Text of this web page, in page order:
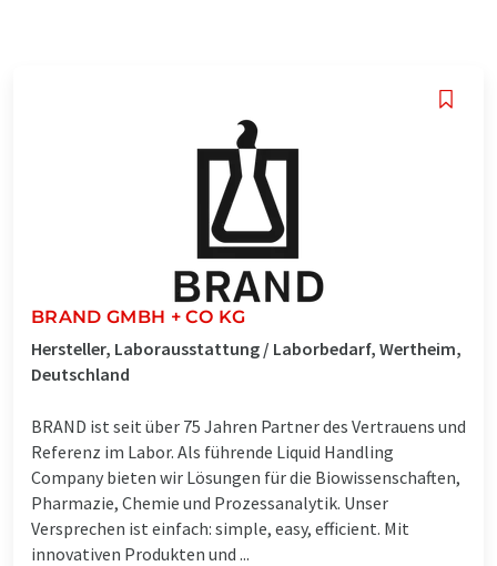
BRAND GMBH + CO KG
Hersteller, Laborausstattung / Laborbedarf, Wertheim,
Deutschland
BRAND ist seit über 75 Jahren Partner des Vertrauens und
Referenz im Labor. Als führende Liquid Handling
Company bieten wir Lösungen für die Biowissenschaften,
Pharmazie, Chemie und Prozessanalytik. Unser
Versprechen ist einfach: simple, easy, efficient. Mit
innovativen Produkten und ...